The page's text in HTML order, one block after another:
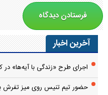
آخرین اخبار
اجرای طرح «زندگی با آیه‌ها»
حضور تیم تنیس روی میز تفرش